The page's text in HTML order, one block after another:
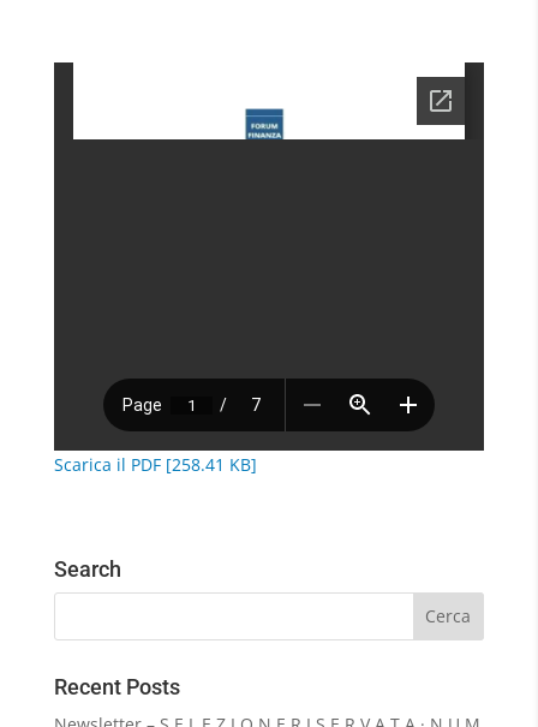
Scarica il PDF [258.41 KB]
Search
Recent Posts